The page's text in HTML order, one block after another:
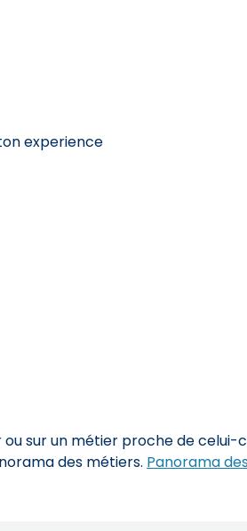
experience
sur un métier proche de celui-
des métiers. Panorama